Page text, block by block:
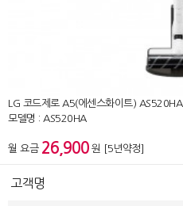
LG 코드제로 A5(에센스화이트) AS520HA
모델명 : AS520HA
월 요금 26,900 원 [5년약정]
고객명